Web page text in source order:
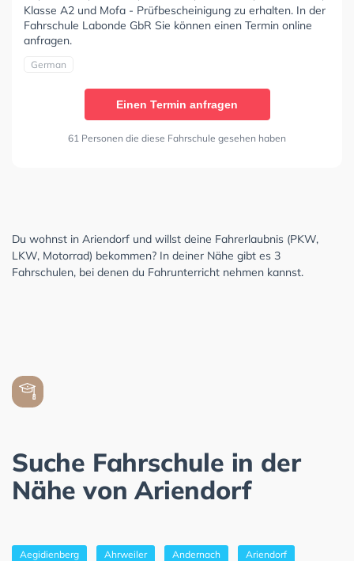
Klasse A2 und Mofa - Prüfbescheinigung zu erhalten. In der
Fahrschule Labonde GbR Sie können einen Termin online
anfragen.
German
Einen Termin anfragen
61 Personen die diese Fahrschule gesehen haben
Du wohnst in Ariendorf und willst deine Fahrerlaubnis (PKW,
LKW, Motorrad) bekommen? In deiner Nähe gibt es 3
Fahrschulen, bei denen du Fahrunterricht nehmen kannst.
Suche Fahrschule in der
Nähe von Ariendorf
Aegidienberg Ahrweiler Andernach Ariendorf